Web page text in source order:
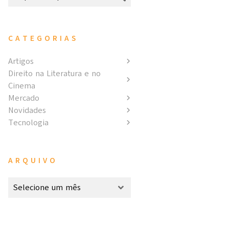
CATEGORIAS
Artigos
Direito na Literatura e no
Cinema
Mercado
Novidades
Tecnologia
ARQUIVO